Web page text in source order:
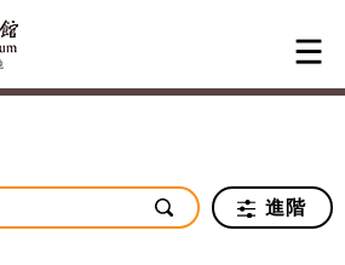
進階